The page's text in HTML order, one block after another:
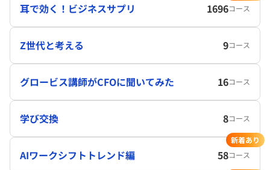
耳で効く！ビジネスサプリ 1696コース
Z世代と考える 9コース
グロービス講師がCFOに聞いてみた 16コース
学び交換 8コース
AIワークシフトトレンド編 58コース
新着あり